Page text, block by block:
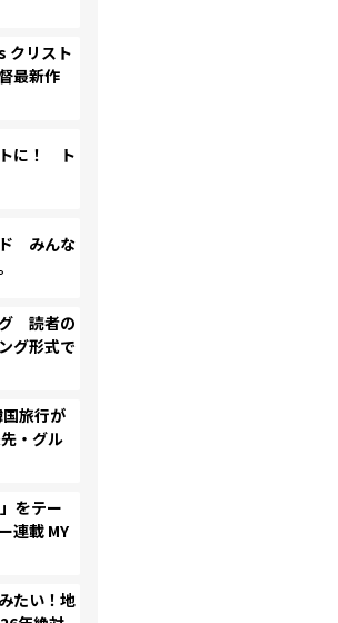
クリスト
最新作
に！ ト
ド みんな
読者の
グ形式で
旅行が
・グル
をテー
連載 MY
たい！地